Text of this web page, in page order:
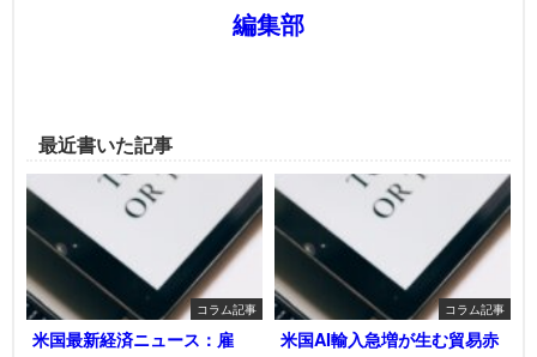
編集部
最近書いた記事
コラム記事
米国最新経済ニュース：雇
コラム記事
米国AI輸入急増が生む貿易赤